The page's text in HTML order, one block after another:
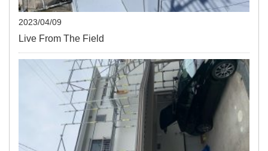
2023/04/09
Live From The Field